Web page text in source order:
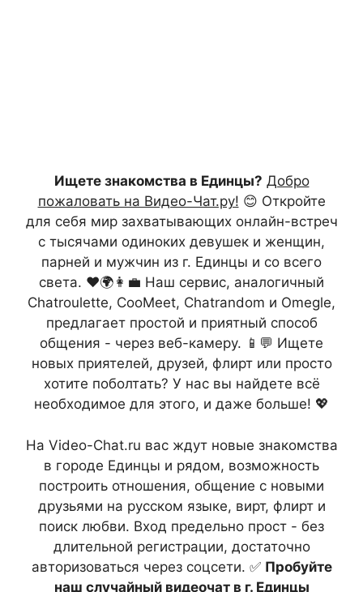
Ищете знакомства в Единцы? Добро
пожаловать на Видео-Чат.ру! 😊 Откройте
для себя мир захватывающих онлайн-встреч
с тысячами одиноких девушек и женщин,
парней и мужчин из г. Единцы и со всего
света. ❤️🌍👩‍💼 Наш сервис, аналогичный
Chatroulette, CooMeet, Chatrandom и Omegle,
предлагает простой и приятный способ
общения - через веб-камеру. 📱💬 Ищете
новых приятелей, друзей, флирт или просто
хотите поболтать? У нас вы найдете всё
необходимое для этого, и даже больше! 💖
На Video-Chat.ru вас ждут новые знакомства
в городе Единцы и рядом, возможность
построить отношения, общение с новыми
друзьями на русском языке, вирт, флирт и
поиск любви. Вход предельно прост - без
длительной регистрации, достаточно
авторизоваться через соцсети. ✅ Пробуйте
наш случайный видеочат в г. Единцы